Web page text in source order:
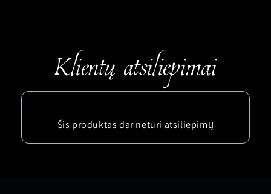
Šis produktas dar neturi atsiliepimų